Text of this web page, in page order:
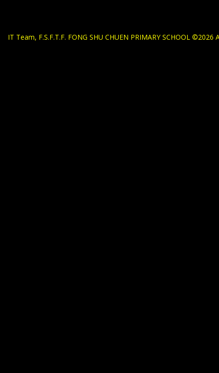
IT Team, F.S.F.T.F. FONG SHU CHUEN PRIMARY SCHOOL ©2026